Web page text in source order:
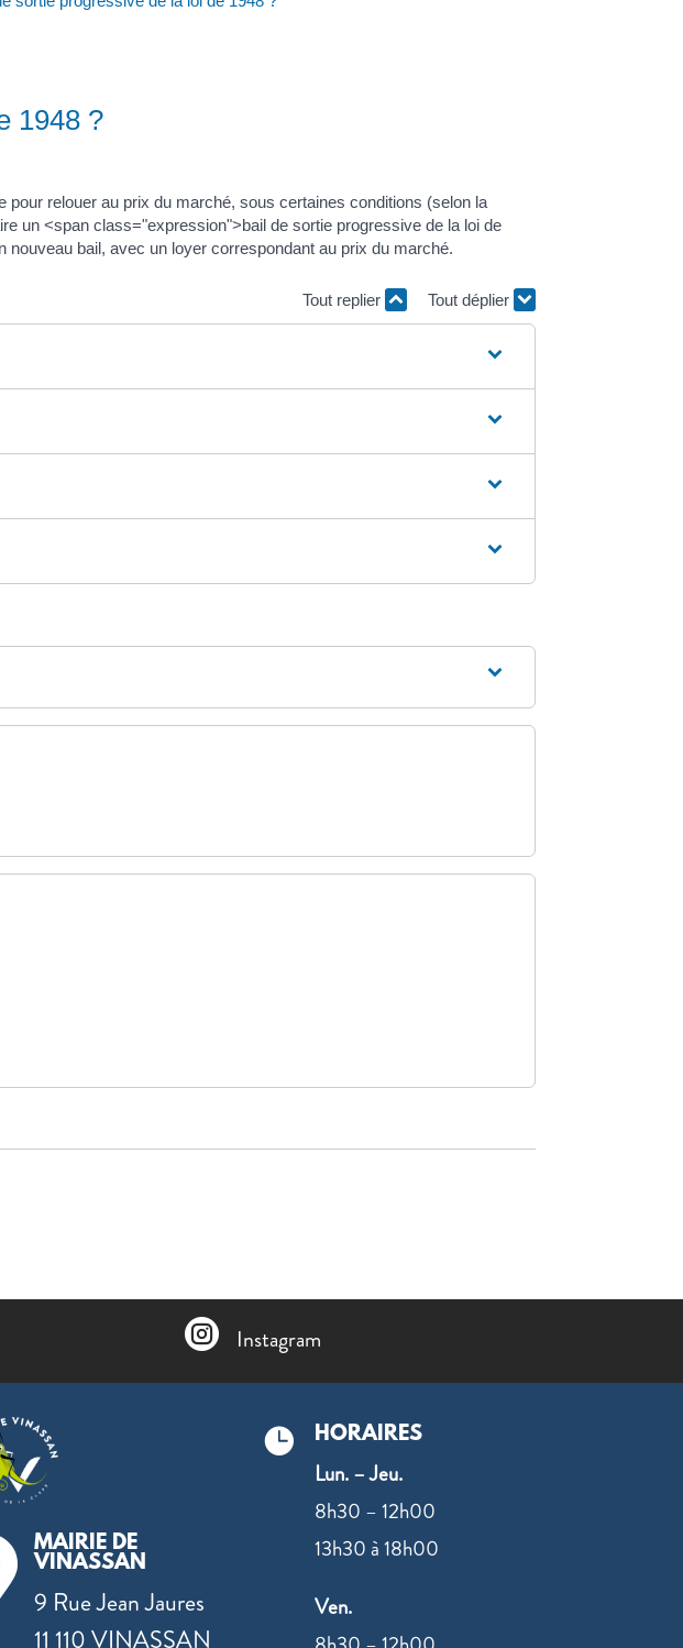
1948 ?
relouer au prix du marché, sous certaines conditions (selon la
un <span class="expression">bail de sortie progressive de la loi de
bail, avec un loyer correspondant au prix du marché.
Tout replier Tout déplier
 Instagram
MAIRIE DE
VINASSAN
9 Rue Jean Jaures
11 110 VINASSAN
 HORAIRES
Lun. – Jeu.
8h30 – 12h00
13h30 à 18h00
Ven.